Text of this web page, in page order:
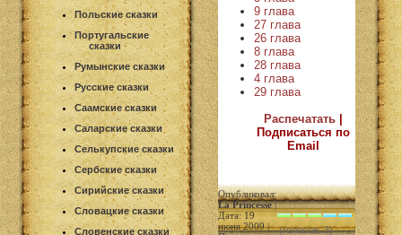
Польские сказки
Португальские
сказки
Румынские сказки
Русские сказки
Саамские сказки
Саларские сказки
Селькупские сказки
Сербские сказки
Сирийские сказки
Словацкие сказки
Словенские сказки
9 глава
27 глава
26 глава
8 глава
28 глава
4 глава
29 глава
Распечатать
Подписаться по
Email
Опубликовал:
La Princesse|
Дата: 19
июня 2009 |
(голосов: 3)